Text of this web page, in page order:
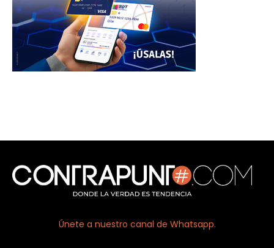
Únete a nuestro canal de Whatsapp.